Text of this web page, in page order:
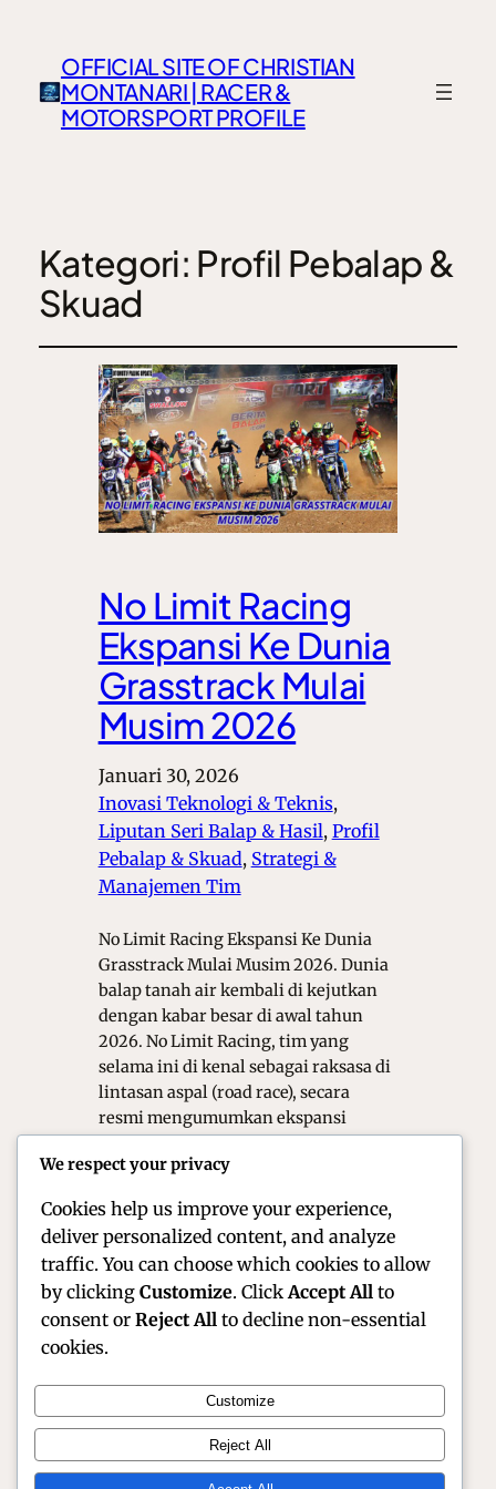
OFFICIAL SITE OF CHRISTIAN
MONTANARI | RACER &
MOTORSPORT PROFILE
Kategori: Profil Pebalap &
Skuad
No Limit Racing
Ekspansi Ke Dunia
Grasstrack Mulai
Musim 2026
Januari 30, 2026
Inovasi Teknologi & Teknis ,
Liputan Seri Balap & Hasil, Profil
Pebalap & Skuad, Strategi &
Manajemen Tim
No Limit Racing Ekspansi Ke Dunia
Grasstrack Mulai Musim 2026. Dunia
balap tanah air kembali di kejutkan
dengan kabar besar di awal tahun
2026. No Limit Racing, tim yang
selama ini di kenal sebagai raksasa di
lintasan aspal (road race), secara
resmi mengumumkan ekspansi
Grasstrack. Dengan demikian
Official Site of Christian Montanari | Racer &
Motorsport Profile
We respect your privacy
Cookies help us improve your experience,
deliver personalized content, and analyze
traffic. You can choose which cookies to allow
by clicking Customize. Click Accept All to
consent or Reject All to decline non-essential
cookies.
Customize
Reject All